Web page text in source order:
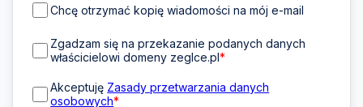
Chcę otrzymać kopię wiadomości na mój e-mail
Zgadzam się na przekazanie podanych danych
właścicielowi domeny zeglce.pl*
Akceptuję Zasady przetwarzania danych
osobowych*